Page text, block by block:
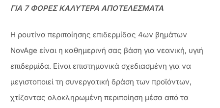
ΓΙΑ 7 ΦΟΡΕΣ ΚΑΛΥΤΕΡΑ ΑΠΟΤΕΛΕΣΜΑΤΑ
Η ρουτίνα περιποίησης επιδερμίδας 4ων βημάτων
NovAge είναι η καθημερινή σας βάση για νεανική, υγιή
επιδερμίδα. Είναι επιστημονικά σχεδιασμένη για να
μεγιστοποιεί τη συνεργατική δράση των προϊόντων,
χτίζοντας ολοκληρωμένη περιποίηση μέσα από τα